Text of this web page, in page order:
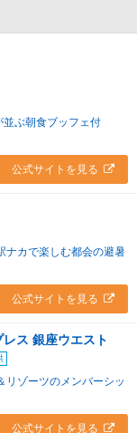
ぶ朝食ブッフェ付
公式サイトを見る
ナカで楽しむ都会の避暑
公式サイトを見る
ス 銀座ウエスト
リゾーツのメンバーシッ
公式サイトを見る